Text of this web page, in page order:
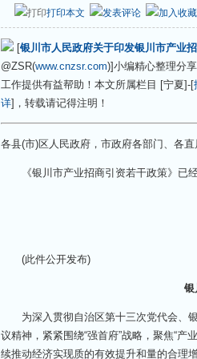
打印本文 发表评论 加入收
[银川市人民政府关于印发银川市产业
@ZSR(www.cnzsr.com)]小编精心整理分
工作提供有益帮助！本文所属栏目 [宁夏]-[
详]，转载请记得注明！
各县(市)区人民政府，市政府各部门、各
《银川市产业招商引资若干政策》已经
(此件公开发布)
银
为深入贯彻自治区第十三次党代会、银
议精神，紧紧围绕“强首府”战略，聚焦“产
续推动经济实现质的有效提升和量的合理